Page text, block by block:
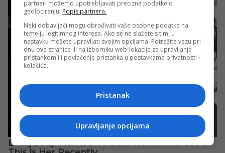
partneri možemo upotrebljavati precizne podatke o
geolociranju. Popis partnera.
Neki dobavljači mogu obrađivati vaše osobne podatke na
temelju legitimnog interesa. Ako se ne slažete s tim, u
nastavku možete upravljati svojim opcijama. Potražite vezu pri
dnu ove stranice ili na izborniku web-lokacije za upravljanje
pristankom ili povlačenje pristanka u postavkama privatnosti i
kolačića.
Pristanak
Upravljanje opcijama